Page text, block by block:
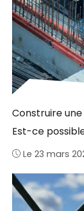
Construire
Est-ce
Le 23 mars